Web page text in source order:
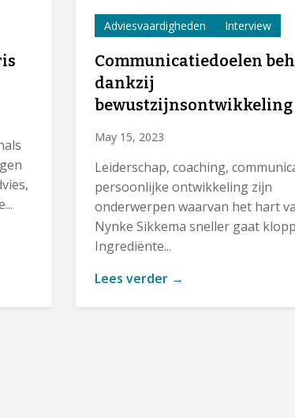
Adviesvaardigheden Interview
Communicatiedoelen
dankzij
bewustzijnsontwikkeling
May 15, 2023
Leiderschap, coaching,
persoonlijke ontwikkeling zijn
onderwerpen waarvan het hart
Nynke Sikkema sneller gaat
Ingrediënte...
Lees verder →